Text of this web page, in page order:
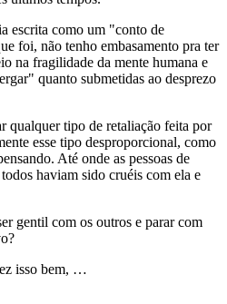
escrita como um "conto de
foi, não tenho embasamento pra ter
na fragilidade da mente humana e
quanto submetidas ao desprezo
qualquer tipo de retaliação feita por
esse tipo desproporcional, como
Até onde as pessoas de
haviam sido cruéis com ela e
gentil com os outros e parar com
isso bem, …